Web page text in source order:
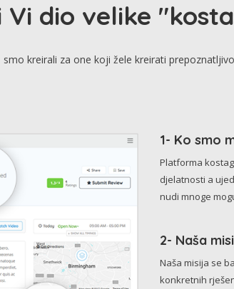
Vi dio velike
kreirali za one koji žele kreirati
1- Ko smo
Platforma
djelatnosti a
nudi mnoge
2- Naša
Naša misija se
konkretnih